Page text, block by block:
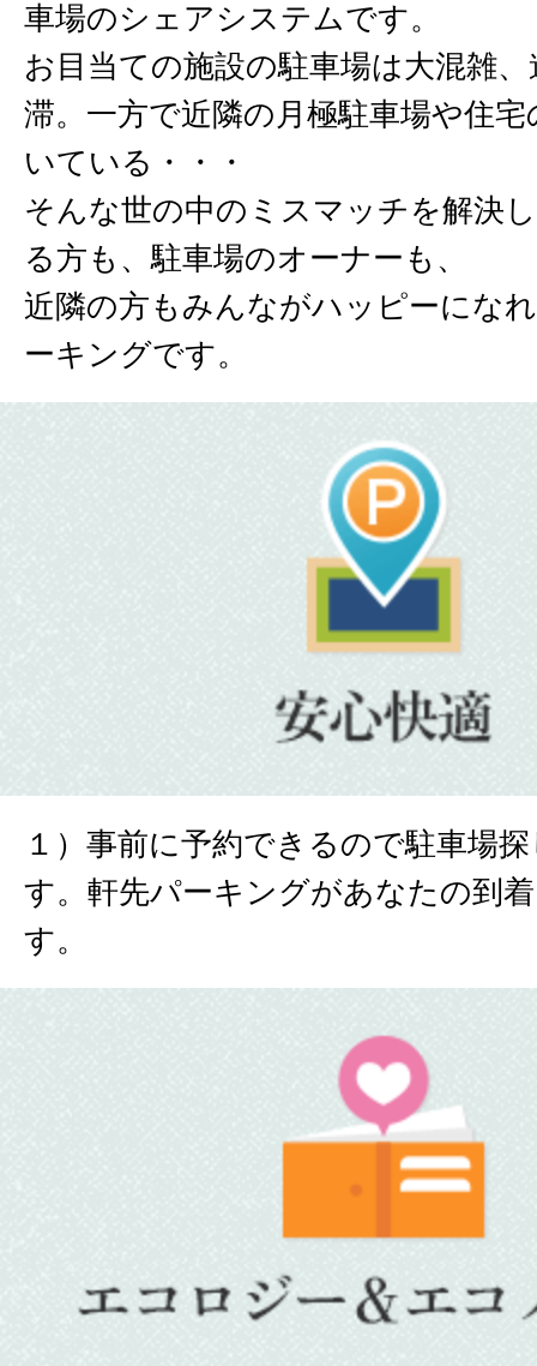
車場のシェアシステムです。
お目当ての施設の駐車場は大混雑
滞。一方で近隣の月極駐車場や住
いている・・・
そんな世の中のミスマッチを解決
る方も、駐車場のオーナーも、
近隣の方もみんながハッピーにな
ーキングです。
１）事前に予約できるので駐車場
す。軒先パーキングがあなたの到
す。